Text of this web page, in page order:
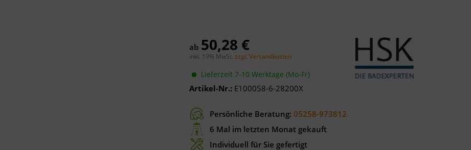
ab 50,28 €
inkl. 19% MwSt. zzgl. Versandkosten
Lieferzeit 7-10 Werktage (Mo-Fr)
Artikel-Nr.: E100058-6-28200X
Persönliche Beratung: 05258-973812
6 Mal im letzten Monat gekauft
Individuell für Sie gefertigt